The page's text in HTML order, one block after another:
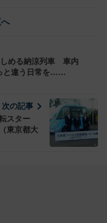
へ
しめる納涼列車 車内
と違う日常を……
次の記事
スター
東京都大